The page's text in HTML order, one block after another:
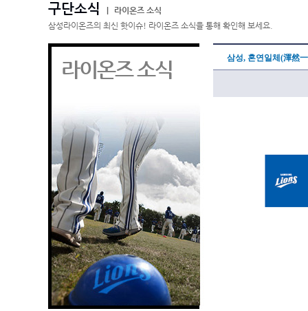
구단소식
라이온즈 소식
삼성라이온즈의 최신 핫이슈! 라이온즈 소식을 통해 확인해 보세요.
라이온즈 소식 삼성, 혼연일체(渾然